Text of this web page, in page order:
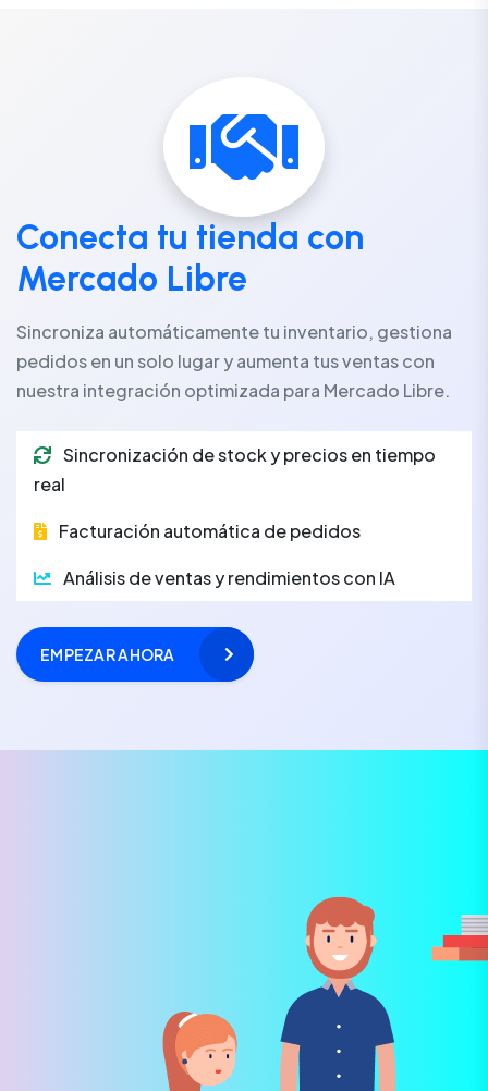
Conecta tu tienda con
Mercado Libre
Sincroniza automáticamente tu inventario, gestiona
pedidos en un solo lugar y aumenta tus ventas con
nuestra integración optimizada para Mercado Libre.
Sincronización de stock y precios en tiempo
real
Facturación automática de pedidos
Análisis de ventas y rendimientos con IA
EMPEZAR AHORA